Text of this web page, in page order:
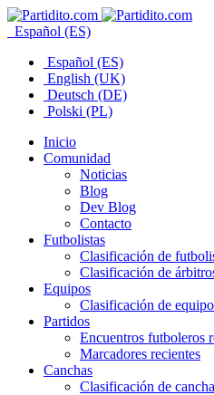
Español (ES)
Español (ES)
English (UK)
Deutsch (DE)
Polski (PL)
Inicio
Comunidad
Noticias
Blog
Dev Blog
Contacto
Futbolistas
Clasificación de
Clasificación de
Equipos
Clasificación de
Partidos
Encuentros futboleros
Marcadores recientes
Canchas
Clasificación de